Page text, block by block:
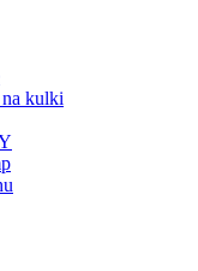
kulki